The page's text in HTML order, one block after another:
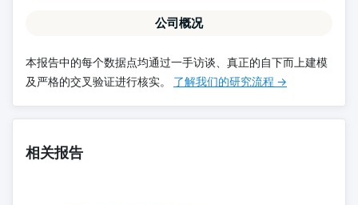
公司概况
本报告中的每个数据点均通过一手访谈、真正的自下而上建模
及严格的交叉验证进行核实。 了解我们的研究流程 →
相关报告